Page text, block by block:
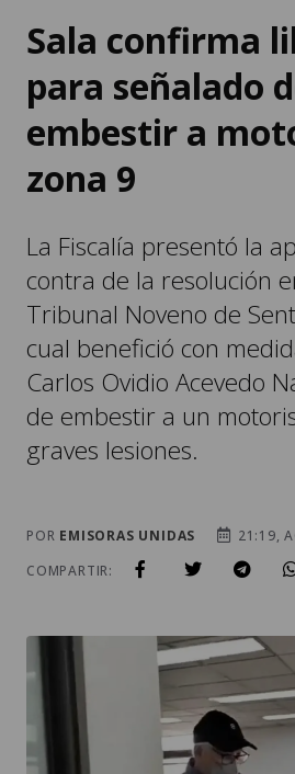
Sala confirma
para señalado
embestir a
zona 9
La Fiscalía presentó la
contra de la resolución
Tribunal Noveno de
cual benefició con
Carlos Ovidio Acevedo
de embestir a un
graves lesiones.
POR EMISORAS UNIDAS
21:19,
COMPARTIR: